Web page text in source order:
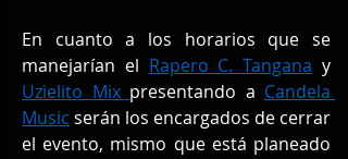
En cuanto a los horarios que se
manejarían el Rapero C. Tangana
Uzielito Mix presentando a Candela
Music serán los encargados de cerrar
el evento, mismo que está planeado